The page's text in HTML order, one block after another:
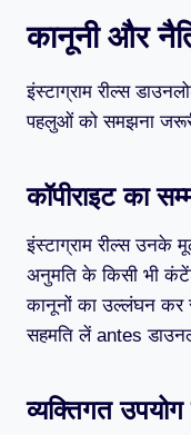
कानूनी और
इंस्टाग्राम रील्स
पहलुओं को समझना
कॉपीराइट का
इंस्टाग्राम रील्स उनके
अनुमति के किसी भी
कानूनों का उल्लंघन कर
सहमति लें antes
व्यक्तिगत उपयोग